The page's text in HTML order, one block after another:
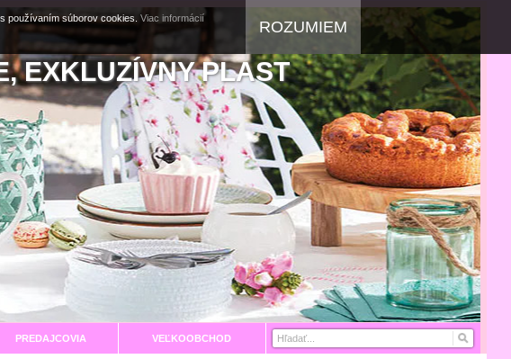
EXKLUZÍVNY PLAST
PREDAJCOVIA VEĽKOOBCHOD
používaním súborov cookies. Viac informácií
ROZUMIEM